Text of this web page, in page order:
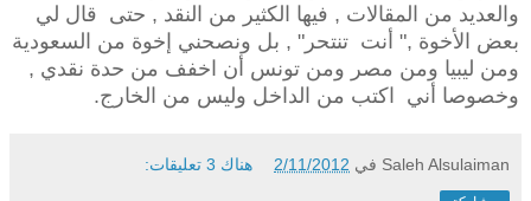
والعديد من المقالات , فيها الكثير من النقد , حتى قال لي
بعض الأخوة ," أنت تنتحر" , بل ونصحني إخوة من السعودية
ومن ليبيا ومن مصر ومن تونس أن اخفف من حدة نقدي ,
وخصوصا أني اكتب من الداخل وليس من الخارج.
Saleh Alsulaiman في 2/11/2012 هناك 3 تعليقات: